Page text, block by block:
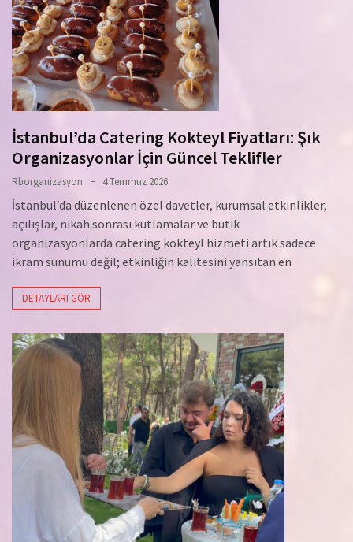
İstanbul’da Catering Kokteyl Fiyatları: Şık
Organizasyonlar İçin Güncel Teklifler
Rborganizasyon 4 Temmuz 2026
İstanbul’da düzenlenen özel davetler, kurumsal etkinlikler,
açılışlar, nikah sonrası kutlamalar ve butik
organizasyonlarda catering kokteyl hizmeti artık sadece
ikram sunumu değil; etkinliğin kalitesini yansıtan en
DETAYLARI GÖR